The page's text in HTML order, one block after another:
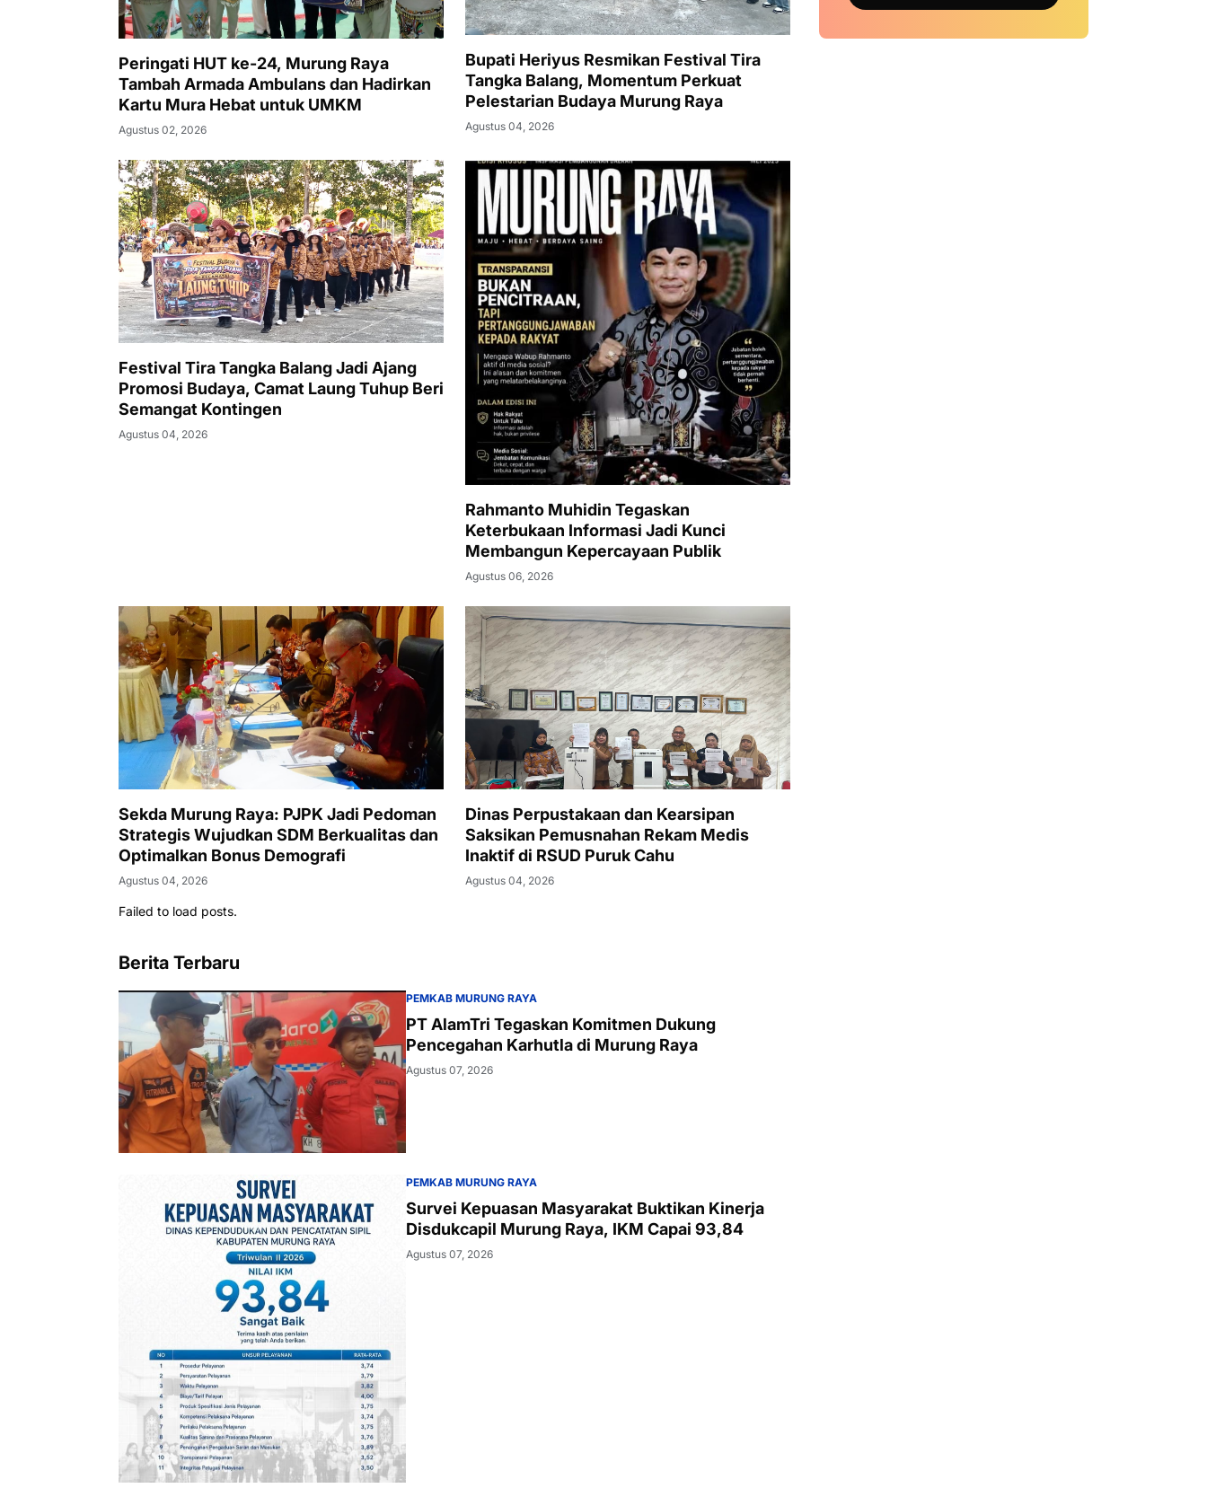
Peringati HUT ke-24, Murung Raya
Tambah Armada Ambulans dan Hadirkan
Kartu Mura Hebat untuk UMKM
Agustus 02, 2026
Bupati Heriyus Resmikan Festival Tira
Tangka Balang, Momentum Perkuat
Pelestarian Budaya Murung Raya
Agustus 04, 2026
Festival Tira Tangka Balang Jadi Ajang
Promosi Budaya, Camat Laung Tuhup Beri
Semangat Kontingen
Agustus 04, 2026
Rahmanto Muhidin Tegaskan
Keterbukaan Informasi Jadi Kunci
Membangun Kepercayaan Publik
Agustus 06, 2026
Sekda Murung Raya: PJPK Jadi Pedoman
Strategis Wujudkan SDM Berkualitas dan
Optimalkan Bonus Demografi
Agustus 04, 2026
Dinas Perpustakaan dan Kearsipan
Saksikan Pemusnahan Rekam Medis
Inaktif di RSUD Puruk Cahu
Agustus 04, 2026
Failed to load posts.
Berita Terbaru
PEMKAB MURUNG RAYA
PT AlamTri Tegaskan Komitmen Dukung
Pencegahan Karhutla di Murung Raya
Agustus 07, 2026
PEMKAB MURUNG RAYA
Survei Kepuasan Masyarakat Buktikan Kinerja
Disdukcapil Murung Raya, IKM Capai 93,84
Agustus 07, 2026